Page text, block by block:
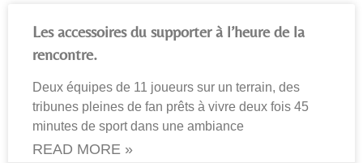
Les accessoires du supporter à l’heure de la
rencontre.
Deux équipes de 11 joueurs sur un terrain, des
tribunes pleines de fan prêts à vivre deux fois 45
minutes de sport dans une ambiance
READ MORE »